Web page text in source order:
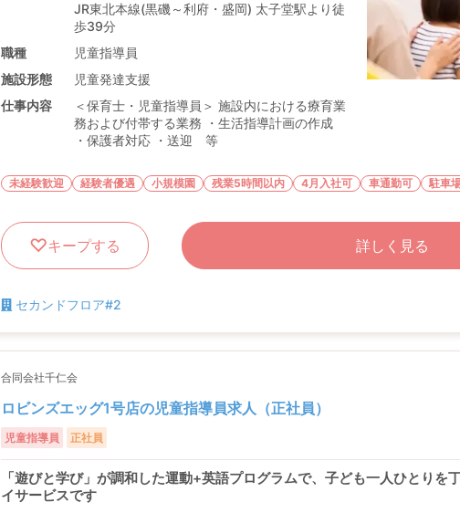
JR東北本線(黒磯～利府・盛岡) 太子堂駅より徒
歩39分
職種
児童指導員
施設形態
児童発達支援
仕事内容
＜保育士・児童指導員＞ 施設内における療育業
務および付帯する業務 ・生活指導計画の作成
・保護者対応 ・送迎 等
未経験歓迎 経験者優遇 小規模園 残業5時間以内 4月入社可 車通勤可 駐車
キープする 詳しく見る
セカンドフロア#2
合同会社千仁会
ロビンズエッグ1号店の児童指導員求人（正社員）
児童指導員 正社員
「遊びと学び」が調和した運動+英語プログラムで、子ども一人ひとりを
イサービスです